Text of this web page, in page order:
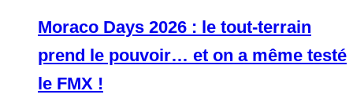
Moraco Days 2026 : le tout-terrain
prend le pouvoir… et on a même testé
le FMX !